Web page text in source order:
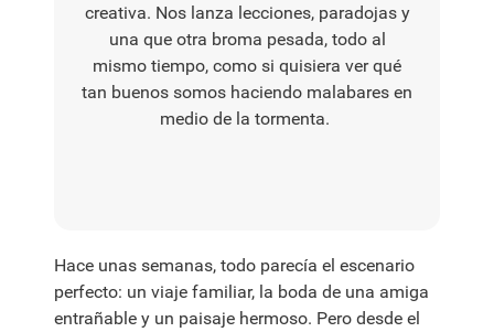
creativa. Nos lanza lecciones, paradojas y
una que otra broma pesada, todo al
mismo tiempo, como si quisiera ver qué
tan buenos somos haciendo malabares en
medio de la tormenta.
Hace unas semanas, todo parecía el escenario
perfecto: un viaje familiar, la boda de una amiga
entrañable y un paisaje hermoso. Pero desde el